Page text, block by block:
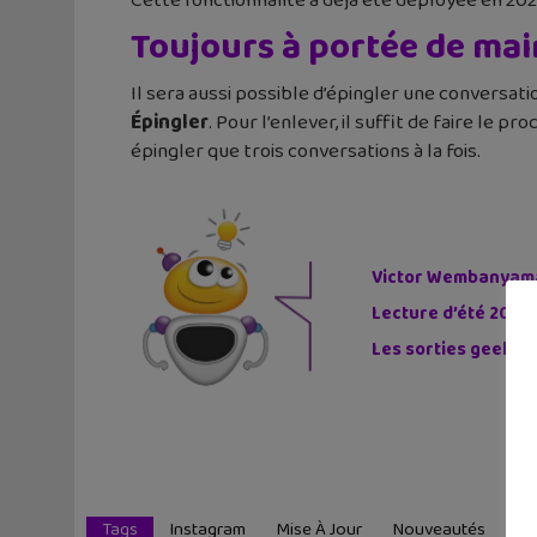
Toujours à portée de
Il sera aussi possible d’épingler une
Épingler. Pour l’enlever, il suffit de faire le
épingler que trois conversations à la fois.
Victor
Lecture d’été
Les sorties geek
Tags Instagram Mise À Jour Nouveautés